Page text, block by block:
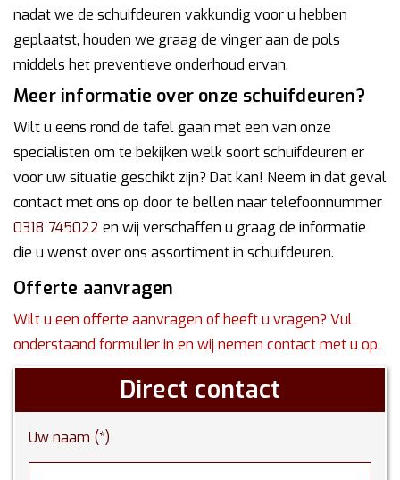
nadat we de schuifdeuren vakkundig voor u hebben
geplaatst, houden we graag de vinger aan de pols
middels het preventieve onderhoud ervan.
Meer informatie over onze schuifdeuren?
Wilt u eens rond de tafel gaan met een van onze
specialisten om te bekijken welk soort schuifdeuren er
voor uw situatie geschikt zijn? Dat kan! Neem in dat geval
contact met ons op door te bellen naar telefoonnummer
0318 745022 en wij verschaffen u graag de informatie
die u wenst over ons assortiment in schuifdeuren.
Offerte aanvragen
Wilt u een offerte aanvragen of heeft u vragen? Vul
onderstaand formulier in en wij nemen contact met u op.
Direct contact
Uw naam (*)